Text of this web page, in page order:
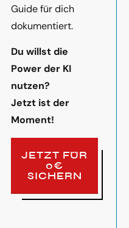
Guide für dich
dokumentiert.
Du willst die
Power der KI
nutzen?
Jetzt ist der
Moment!
JETZT FÜR
0€
SICHERN